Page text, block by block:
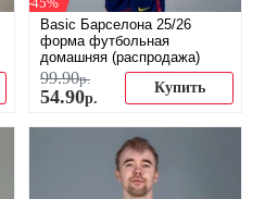
Basic Барселона 25/26
форма футбольная
домашняя (распродажа)
99.90р.
54.90р.
Купить